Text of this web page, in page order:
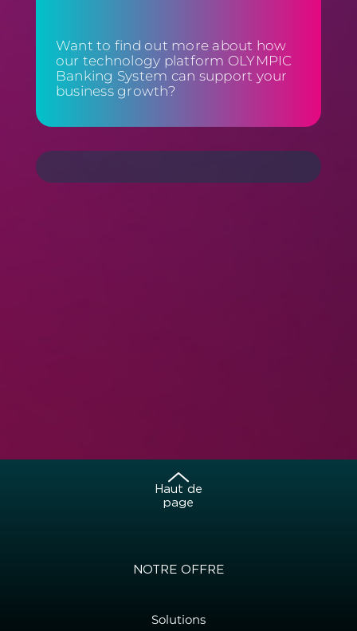
Want to find out more about how
our technology platform OLYMPIC
Banking System can support your
business growth?
Haut de
page
NOTRE OFFRE
Solutions